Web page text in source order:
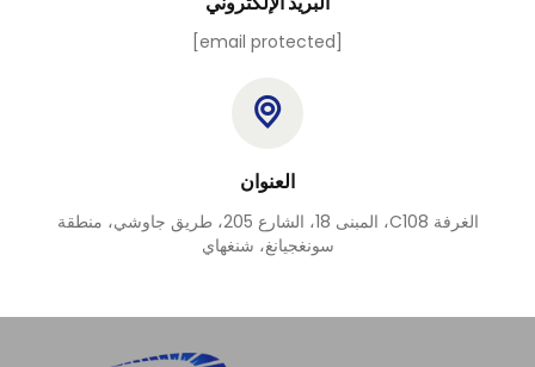
[email protected]
العنوان
الغرفة C108، المبنى 18، الشارع 205، طريق جاوشي، منطقة
سونغجيانغ، شنغهاي